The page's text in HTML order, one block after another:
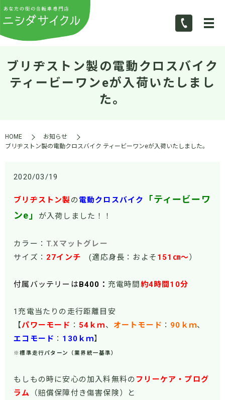
ブリヂストン製の電動クロスバイク
ティービーワンeが入荷いたしまし
た。
HOME
お知らせ
ブリヂストン製の電動クロスバイク ティービーワンeが入荷いたしました。
2020/03/19
ブリヂストン製の 電動クロスバイク
「ティービーワ
ンe」
が入荷しました！！
カラー： T.Xマットグレー
サイズ： 27インチ (適応身長：およそ 151㎝～）
付属バッテリーは B400： 充電時間 約4時間10分
1充電当たりの走行距離目安
【パワーモード ： 54ｋｍ、 オートモード ： 90ｋｍ、
エコモード ： 130ｋｍ】
※標準走行パターン（業界統一基準）
もしもの時に安心の加入料無料の フリーケア・プログ
ラム
（賠償保障付き傷害保険）
と